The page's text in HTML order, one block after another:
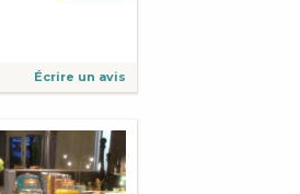
Écrire un avis